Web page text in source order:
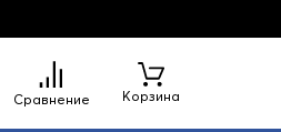
Сравнение Корзина